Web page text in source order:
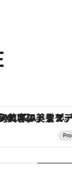
から、特別な名入れギフトまで。大人のための「ReFa